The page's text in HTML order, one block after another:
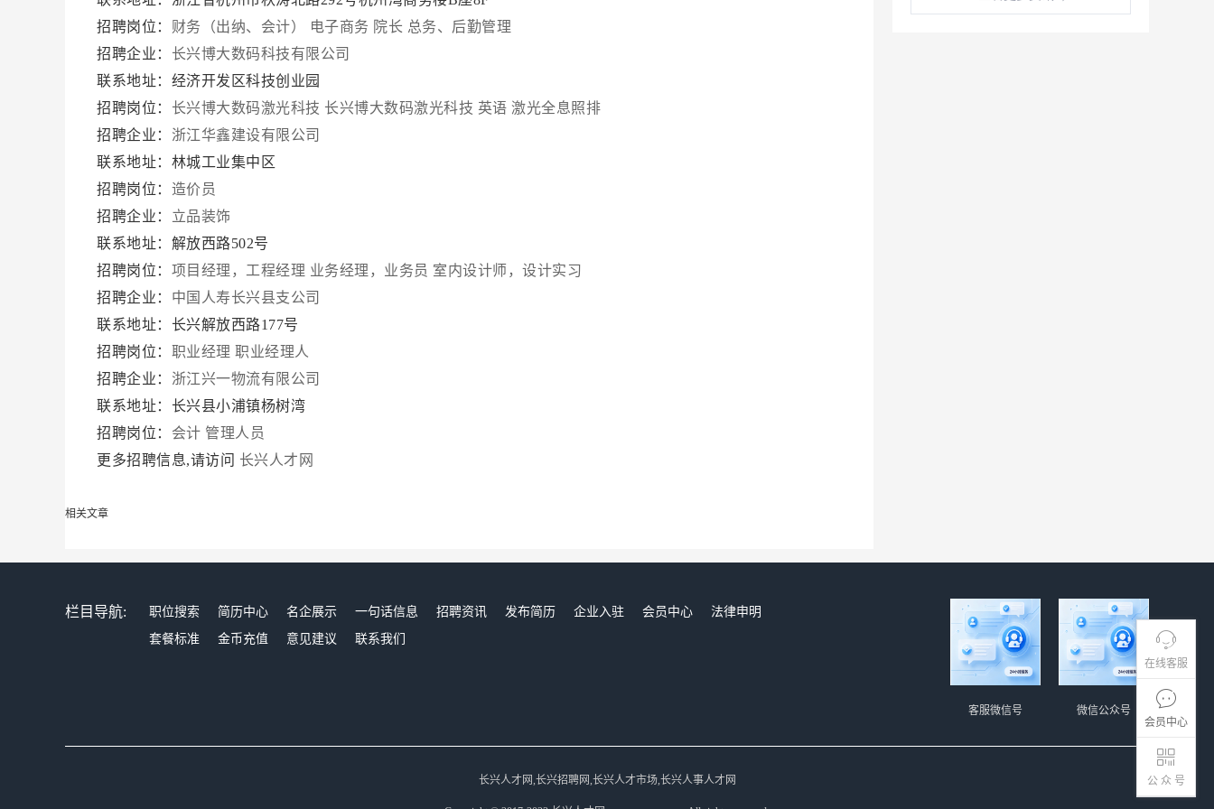
在线客服
会员中心
公 众 号
招聘岗位： 财务（出纳、会计） 电子商务 院长 总务、后勤管理
招聘企业： 长兴博大数码科技有限公司
联系地址：经济开发区科技创业园
招聘岗位： 长兴博大数码激光科技 长兴博大数码激光科技 英语 激光全息照排
招聘企业： 浙江华鑫建设有限公司
联系地址：林城工业集中区
招聘岗位： 造价员
招聘企业： 立品装饰
联系地址：解放西路502号
招聘岗位： 项目经理，工程经理 业务经理，业务员 室内设计师，设计实习
招聘企业： 中国人寿长兴县支公司
联系地址：长兴解放西路177号
招聘岗位： 职业经理 职业经理人
招聘企业： 浙江兴一物流有限公司
联系地址：长兴县小浦镇杨树湾
招聘岗位： 会计 管理人员
更多招聘信息,请访问 长兴人才网
相关文章
栏目导航: 职位搜索 简历中心 名企展示 一句话信息 招聘资讯 发布简历 企业入驻 会员中心
法律申明
套餐标准
金币充值 意见建议 联系我们
微信公众号
客服微信号
长兴人才网,长兴招聘网,长兴人才市场,长兴人事人才网